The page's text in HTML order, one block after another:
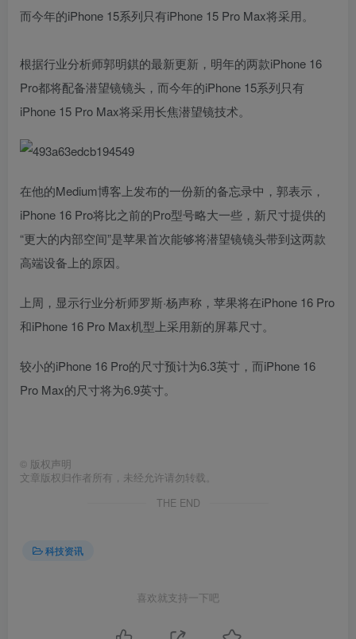
而今年的iPhone 15系列只有iPhone 15 Pro Max将采用。
根据行业分析师郭明錤的最新更新，明年的两款iPhone 16
Pro都将配备潜望镜镜头，而今年的iPhone 15系列只有
iPhone 15 Pro Max将采用长焦潜望镜技术。
在他的Medium博客上发布的一份新的备忘录中，郭表示，
iPhone 16 Pro将比之前的Pro型号略大一些，新尺寸提供的
“更大的内部空间”是苹果首次能够将潜望镜镜头带到这两款
高端设备上的原因。
上周，显示行业分析师罗斯·杨声称，苹果将在‌iPhone 16‌ Pro
和‌iPhone 16‌ Pro Max机型上采用新的屏幕尺寸。
较小的‌iPhone 16 ‌Pro的尺寸预计为6.3英寸，而‌iPhone 16
‌Pro Max的尺寸将为6.9英寸。
© 版权声明
文章版权归作者所有，未经允许请勿转载。
THE END
科技资讯
喜欢就支持一下吧